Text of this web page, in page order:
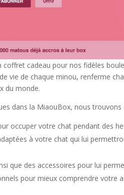
cadeau pour nos fidèles
vie de chaque minou, renferme
du monde.
dans la MiaouBox, nous trouvons :
occuper votre chat pendant des
à votre chat qui lui
que des accessoires pour lui
pour mieux comprendre votre